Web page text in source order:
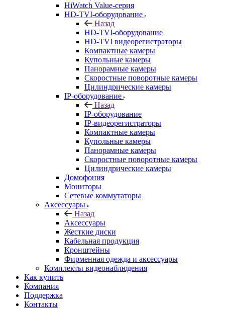
HiWatch Value-серия
HD-TVI-оборудование
Назад
HD-TVI-оборудование
HD-TVI видеорегистраторы
Компактные камеры
Купольные камеры
Панорамные камеры
Скоростные поворотные камеры
Цилиндрические камеры
IP-оборудование
Назад
IP-оборудование
IP-видеорегистраторы
Компактные камеры
Купольные камеры
Панорамные камеры
Скоростные поворотные камеры
Цилиндрические камеры
Домофония
Мониторы
Сетевые коммутаторы
Аксессуары
Назад
Аксессуары
Жесткие диски
Кабельная продукция
Кронштейны
Фирменная одежда и аксессуары
Комплекты видеонаблюдения
Как купить
Компания
Поддержка
Контакты